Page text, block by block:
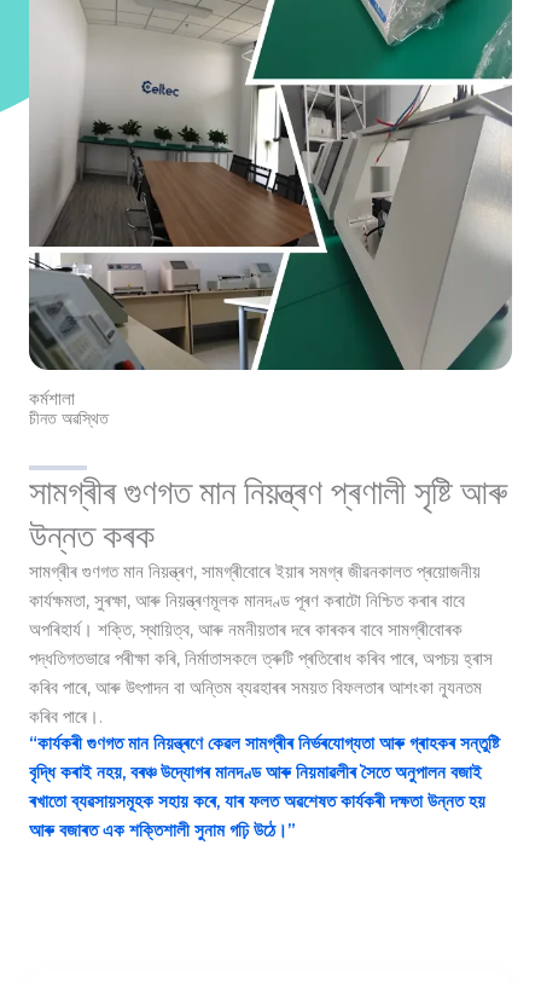
কৰ্মশালা
চীনত অৱস্থিত
সামগ্ৰীৰ গুণগত মান নিয়ন্ত্ৰণ প্ৰণালী সৃষ্টি আৰু
উন্নত কৰক
সামগ্ৰীৰ গুণগত মান নিয়ন্ত্ৰণ, সামগ্ৰীবোৰে ইয়াৰ সমগ্ৰ জীৱনকালত প্ৰয়োজনীয়
কাৰ্যক্ষমতা, সুৰক্ষা, আৰু নিয়ন্ত্ৰণমূলক মানদণ্ড পূৰণ কৰাটো নিশ্চিত কৰাৰ বাবে
অপৰিহাৰ্য। শক্তি, স্থায়িত্ব, আৰু নমনীয়তাৰ দৰে কাৰকৰ বাবে সামগ্ৰীবোৰক
পদ্ধতিগতভাৱে পৰীক্ষা কৰি, নিৰ্মাতাসকলে ত্ৰুটি প্ৰতিৰোধ কৰিব পাৰে, অপচয় হ্ৰাস
কৰিব পাৰে, আৰু উৎপাদন বা অন্তিম ব্যৱহাৰৰ সময়ত বিফলতাৰ আশংকা ন্যূনতম
কৰিব পাৰে।.
“কার্যকৰী গুণগত মান নিয়ন্ত্ৰণে কেৱল সামগ্ৰীৰ নিৰ্ভৰযোগ্যতা আৰু গ্ৰাহকৰ সন্তুষ্টি
বৃদ্ধি কৰাই নহয়, বৰঞ্চ উদ্যোগৰ মানদণ্ড আৰু নিয়মাৱলীৰ সৈতে অনুপালন বজাই
ৰখাতো ব্যৱসায়সমূহক সহায় কৰে, যাৰ ফলত অৱশেষত কাৰ্যকৰী দক্ষতা উন্নত হয়
আৰু বজাৰত এক শক্তিশালী সুনাম গঢ়ি উঠে।”